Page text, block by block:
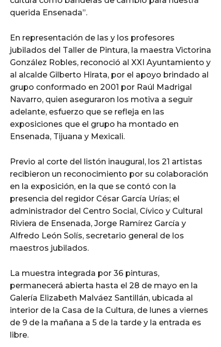
querida Ensenada”.
En representación de las y los profesores
jubilados del Taller de Pintura, la maestra Victorina
González Robles, reconoció al XXI Ayuntamiento y
al alcalde Gilberto Hirata, por el apoyo brindado al
grupo conformado en 2001 por Raúl Madrigal
Navarro, quien aseguraron los motiva a seguir
adelante, esfuerzo que se refleja en las
exposiciones que el grupo ha montado en
Ensenada, Tijuana y Mexicali.
Previo al corte del listón inaugural, los 21 artistas
recibieron un reconocimiento por su colaboración
en la exposición, en la que se contó con la
presencia del regidor César García Urías; el
administrador del Centro Social, Cívico y Cultural
Riviera de Ensenada, Jorge Ramírez García y
Alfredo León Solís, secretario general de los
maestros jubilados.
La muestra integrada por 36 pinturas,
permanecerá abierta hasta el 28 de mayo en la
Galería Elizabeth Malváez Santillán, ubicada al
interior de la Casa de la Cultura, de lunes a viernes
de 9 de la mañana a 5 de la tarde y la entrada es
libre.